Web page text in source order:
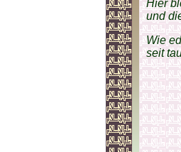
Hier
und
Wie
seit